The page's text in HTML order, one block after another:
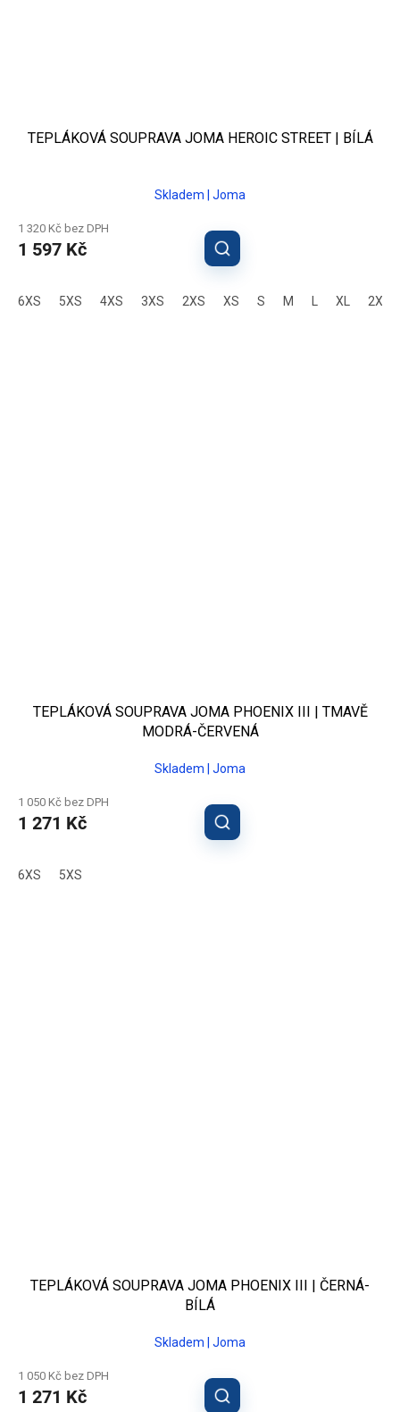
TEPLÁKOVÁ SOUPRAVA JOMA HEROIC STREET | BÍLÁ
Skladem | Joma
1 320 Kč bez DPH
1 597 Kč
6XS 5XS 4XS 3XS 2XS XS S M XL 2XL
TEPLÁKOVÁ SOUPRAVA JOMA PHOENIX III | TMAVĚ
MODRÁ-ČERVENÁ
Skladem | Joma
1 050 Kč bez DPH
1 271 Kč
6XS 5XS
TEPLÁKOVÁ SOUPRAVA JOMA PHOENIX III | ČERNÁ-
BÍLÁ
Skladem | Joma
1 050 Kč bez DPH
1 271 Kč